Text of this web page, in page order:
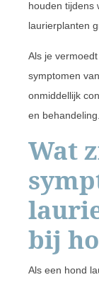
houden tijdens
laurierplanten
Als je
symptomen
onmiddellijk
en behandeling.
Wat
bij
Als een hond